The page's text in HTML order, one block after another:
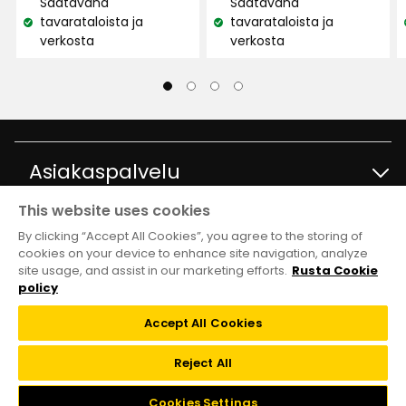
Erittäin mukava ja mukava pitää
Käännetty ruotsista •
Näytä alkuperäinen
WT
Erittäin tyytyväinen aterimiin
On 16 osaa mökillä👌
Käännetty norjasta • Näytä alkuperäinen
3 kuukautta sitten
SA Salsabil A
niin mukavaa
Katso
saatavuus:
tavarataloista ja
verkosta
€
/kpl
0,09
€
/kpl
Katso
saatavuus:
tavarataloista ja
verkosta
Asiakaspalvelu
Kysymyksiä ja vastauksia
Tietoja
Tavaratalot ja aukioloajat
Vastuullisuus ja laatu
Club Rusta
Klubitarjoukset
Verkkokauppa
This website uses cookies
By clicking “Accept All Cookies”, you agree to the storing of
cookies on your device to enhance site navigation, analyze
site usage, and assist in our marketing efforts. Rusta Cookie
policy
Accept All Cookies
Reject All